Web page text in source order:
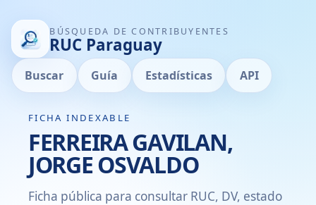
BÚSQUEDA DE CONTRIBUYENTES
RUC Paraguay
Buscar Guía Estadísticas API
FICHA INDEXABLE
FERREIRA GAVILAN,
JORGE OSVALDO
Ficha pública para consultar RUC, DV, estado